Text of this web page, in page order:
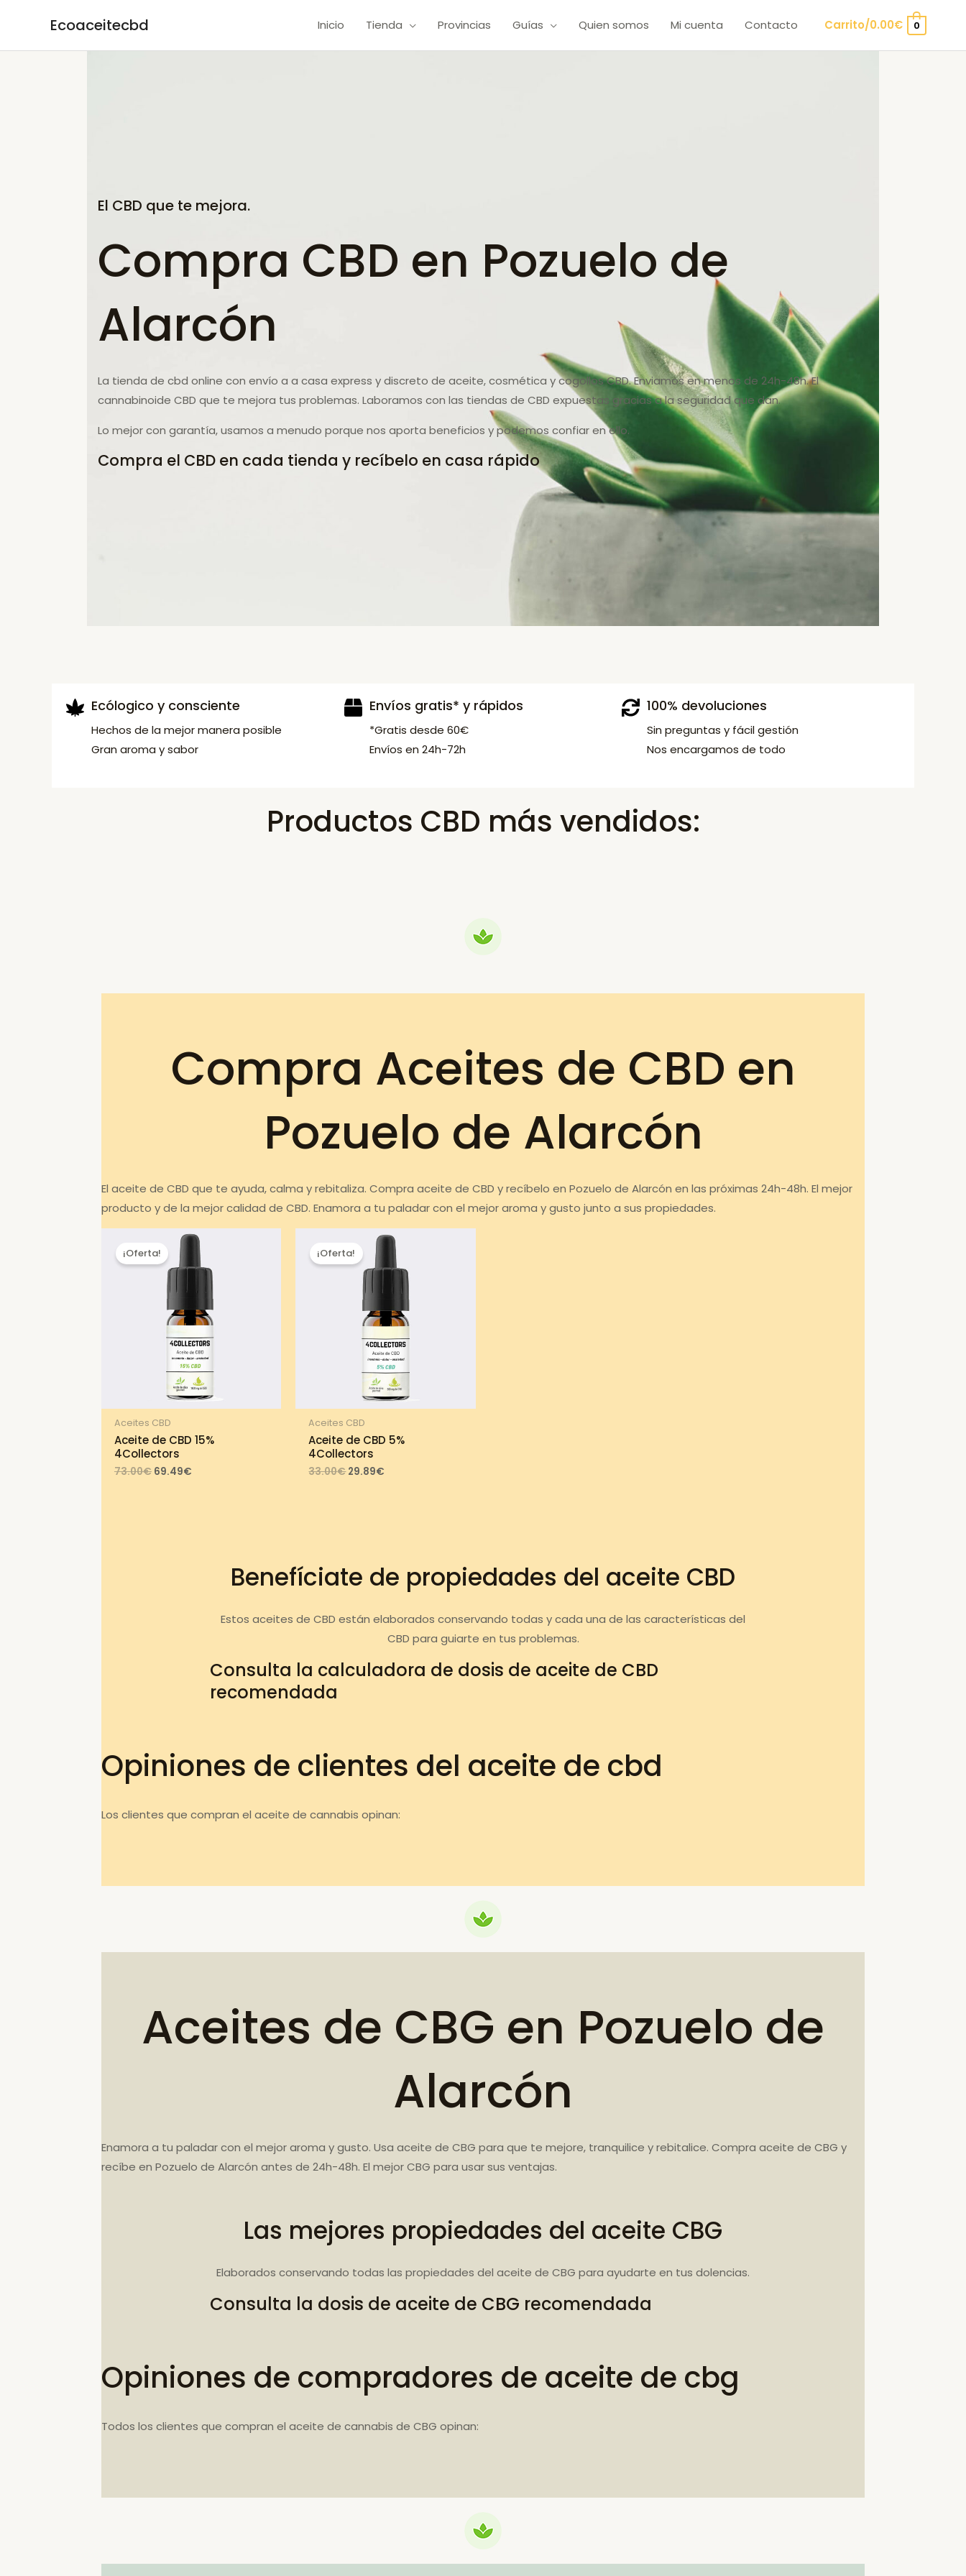
contenido
Ecoaceitecbd Inicio Tienda Provincias Guías Quien somos Mi cuenta Contacto Carrito/0.00€ 0
El CBD que te mejora.
Compra CBD en Pozuelo de
Alarcón
La tienda de cbd online con envío a a casa express y discreto de aceite, cosmética y cogollos CBD. Enviamos en menos de 24h-48h. El
cannabinoide CBD que te mejora tus problemas. Laboramos con las tiendas de CBD expuestas gracias a la seguridad que dan.
Lo mejor con garantía, usamos a menudo porque nos aporta beneficios y podemos confiar en ello.
Compra el CBD en cada tienda y recíbelo en casa rápido
Ecólogico y consciente
Hechos de la mejor manera posible
Gran aroma y sabor
Envíos gratis* y rápidos
*Gratis desde 60€
Envíos en 24h-72h
100% devoluciones
Sin preguntas y fácil gestión
Nos encargamos de todo
Productos CBD más vendidos:
Compra Aceites de CBD en
Pozuelo de Alarcón
El aceite de CBD que te ayuda, calma y rebitaliza. Compra aceite de CBD y recíbelo en Pozuelo de Alarcón en las próximas 24h-48h. El mejor
producto y de la mejor calidad de CBD. Enamora a tu paladar con el mejor aroma y gusto junto a sus propiedades.
¡Oferta!
Aceites CBD
Aceite de CBD 15%
4Collectors
73.00€ Original
69.49€Current
¡Oferta!
Aceites CBD
Aceite de CBD 5%
4Collectors
33.00€Original
29.89€
Benefíciate de propiedades del aceite CBD
Estos aceites de CBD están elaborados conservando todas y cada una de las características del
CBD para guiarte en tus problemas.
Consulta la calculadora de dosis de aceite de CBD
recomendada
Opiniones de clientes del aceite de cbd
Los clientes que compran el aceite de cannabis opinan:
Aceites de CBG en Pozuelo de
Alarcón
Enamora a tu paladar con el mejor aroma y gusto. Usa aceite de CBG para que te mejore, tranquilice y rebitalice. Compra aceite de CBG y
recíbe en Pozuelo de Alarcón antes de 24h-48h. El mejor CBG para usar sus ventajas.
Las mejores propiedades del aceite CBG
Elaborados conservando todas las propiedades del aceite de CBG para ayudarte en tus dolencias.
Consulta la dosis de aceite de CBG recomendada
Opiniones de compradores de aceite de cbg
Todos los clientes que compran el aceite de cannabis de CBG opinan: